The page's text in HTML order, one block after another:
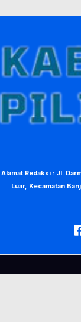
Alamat Redaksi : Jl.
Luar, Kecamatan